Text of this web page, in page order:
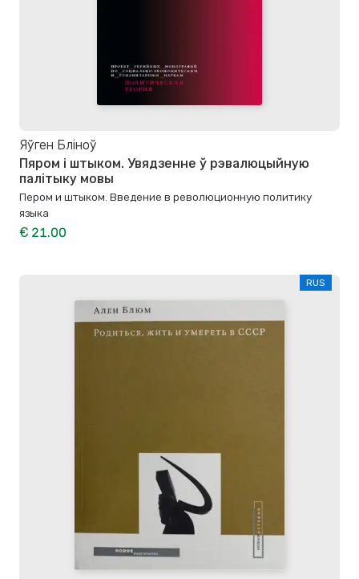
Яўген Бліноў
Пяром і штыком. Увядзенне ў рэвалюцыйную
палітыку мовы
Пером и штыком. Bведение в революционную политику
языка
€ 21.00
RUS